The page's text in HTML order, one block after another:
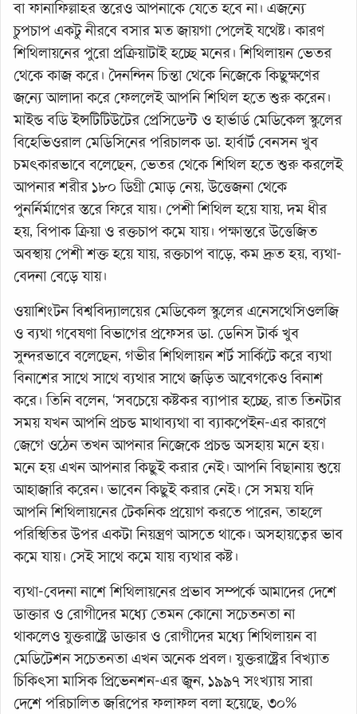
বা ফানাফিল্লাহর স্তরেও আপনাকে যেতে হবে না। এজন্যে
চুপচাপ একটু নীরবে বসার মত জায়গা পেলেই যথেষ্ট। কারণ
শিথিলায়নের পুরো প্রক্রিয়াটাই হচ্ছে মনের। শিথিলায়ন ভেতর
থেকে কাজ করে। দৈনন্দিন চিন্তা থেকে নিজেকে কিছুক্ষণের
জন্যে আলাদা করে ফেললেই আপনি শিথিল হতে শুরু করেন।
মাইন্ড বডি ইন্সটিটিউটের প্রেসিডেন্ট ও হার্ভার্ড মেডিকেল স্কুলের
বিহেভিওরাল মেডিসিনের পরিচালক ডা. হার্বার্ট বেনসন খুব
চমৎকারভাবে বলেছেন, ভেতর থেকে শিথিল হতে শুরু করলেই
আপনার শরীর ১৮০ ডিগ্রী মোড় নেয়, উত্তেজনা থেকে
পুনর্নির্মাণের স্তরে ফিরে যায়। পেশী শিথিল হয়ে যায়, দম ধীর
হয়, বিপাক ক্রিয়া ও রক্তচাপ কমে যায়। পক্ষান্তরে উত্তেজিত
অবস্থায় পেশী শক্ত হয়ে যায়, রক্তচাপ বাড়ে, কম দ্রুত হয়, ব্যথা-
বেদনা বেড়ে যায়।
ওয়াশিংটন বিশ্ববিদ্যালয়ের মেডিকেল স্কুলের এনেসথেসিওলজি
ও ব্যথা গবেষণা বিভাগের প্রফেসর ডা. ডেনিস টার্ক খুব
সুন্দরভাবে বলেছেন, গভীর শিথিলায়ন শর্ট সার্কিটে করে ব্যথা
বিনাশের সাথে সাথে ব্যথার সাথে জড়িত আবেগকেও বিনাশ
করে। তিনি বলেন, ‘সবচেয়ে কষ্টকর ব্যাপার হচ্ছে, রাত তিনটার
সময় যখন আপনি প্রচন্ড মাথাব্যথা বা ব্যাকপেইন-এর কারণে
জেগে ওঠেন তখন আপনার নিজেকে প্রচন্ড অসহায় মনে হয়।
মনে হয় এখন আপনার কিছুই করার নেই। আপনি বিছানায় শুয়ে
আহাজারি করেন। ভাবেন কিছুই করার নেই। সে সময় যদি
আপনি শিথিলায়নের টেকনিক প্রয়োগ করতে পারেন, তাহলে
পরিস্থিতির উপর একটা নিয়ন্ত্রণ আসতে থাকে। অসহায়ত্বের ভাব
কমে যায়। সেই সাথে কমে যায় ব্যথার কষ্ট।
ব্যথা-বেদনা নাশে শিথিলায়নের প্রভাব সম্পর্কে আমাদের দেশে
ডাক্তার ও রোগীদের মধ্যে তেমন কোনো সচেতনতা না
থাকলেও যুক্তরাষ্ট্রে ডাক্তার ও রোগীদের মধ্যে শিথিলায়ন বা
মেডিটেশন সচেতনতা এখন অনেক প্রবল। যুক্তরাষ্ট্রের বিখ্যাত
চিকিৎসা মাসিক প্রিভেনশন-এর জুন, ১৯৯৭ সংখ্যায় সারা
দেশে পরিচালিত জরিপের ফলাফল বলা হয়েছে, ৩০%